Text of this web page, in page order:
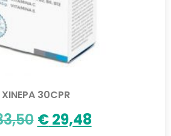
XINEPA 30CPR
€29,48